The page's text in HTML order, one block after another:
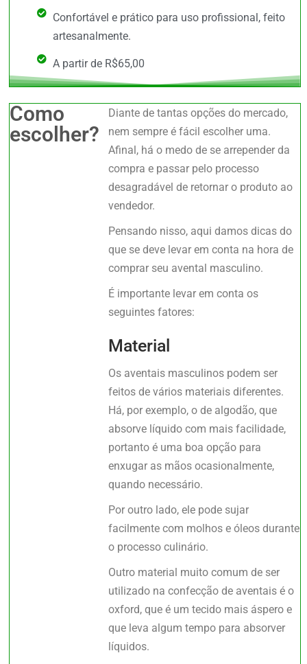
Confortável e prático para uso profissional, feito
artesanalmente.
A partir de R$65,00
Como
escolher?
Diante de tantas opções do mercado,
nem sempre é fácil escolher uma.
Afinal, há o medo de se arrepender da
compra e passar pelo processo
desagradável de retornar o produto ao
vendedor.
Pensando nisso, aqui damos dicas do
que se deve levar em conta na hora de
comprar seu avental masculino.
É importante levar em conta os
seguintes fatores:
Material
Os aventais masculinos podem ser
feitos de vários materiais diferentes.
Há, por exemplo, o de algodão, que
absorve líquido com mais facilidade,
portanto é uma boa opção para
enxugar as mãos ocasionalmente,
quando necessário.
Por outro lado, ele pode sujar
facilmente com molhos e óleos durante
o processo culinário.
Outro material muito comum de ser
utilizado na confecção de aventais é o
oxford, que é um tecido mais áspero e
que leva algum tempo para absorver
líquidos.